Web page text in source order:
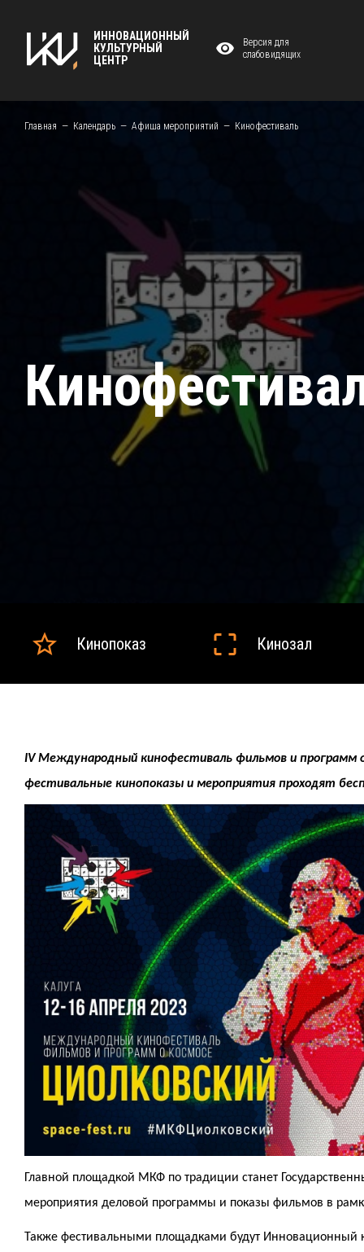
ИННОВАЦИОННЫЙ
КУЛЬТУРНЫЙ
ЦЕНТР
Версия для
слабовидящих
Главная Календарь Афиша мероприятий Кинофестиваль
Кинопоказ Кинозал
IV Международный кинофестиваль фильмов и программ о
фестивальные кинопоказы и мероприятия проходят
Главной площадкой МКФ по традиции станет
мероприятия деловой программы и показы фильмов в
Также фестивальными площадками будут Инновационный